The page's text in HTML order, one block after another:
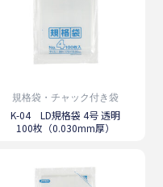
規格袋・チャック付き袋
K-04 LD規格袋 4号 透明
100枚（0.030mm厚）